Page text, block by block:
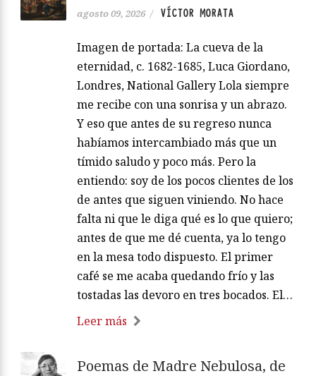
agosto 09, 2026 / VÍCTOR MORATA
Imagen de portada: La cueva de la
eternidad, c. 1682-1685, Luca Giordano,
Londres, National Gallery Lola siempre
me recibe con una sonrisa y un abrazo.
Y eso que antes de su regreso nunca
habíamos intercambiado más que un
tímido saludo y poco más. Pero la
entiendo: soy de los pocos clientes de los
de antes que siguen viniendo. No hace
falta ni que le diga qué es lo que quiero;
antes de que me dé cuenta, ya lo tengo
en la mesa todo dispuesto. El primer
café se me acaba quedando frío y las
tostadas las devoro en tres bocados. El…
Leer más
Poemas de Madre Nebulosa, de